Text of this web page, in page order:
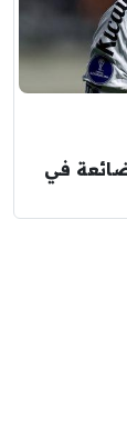
الضائعة في